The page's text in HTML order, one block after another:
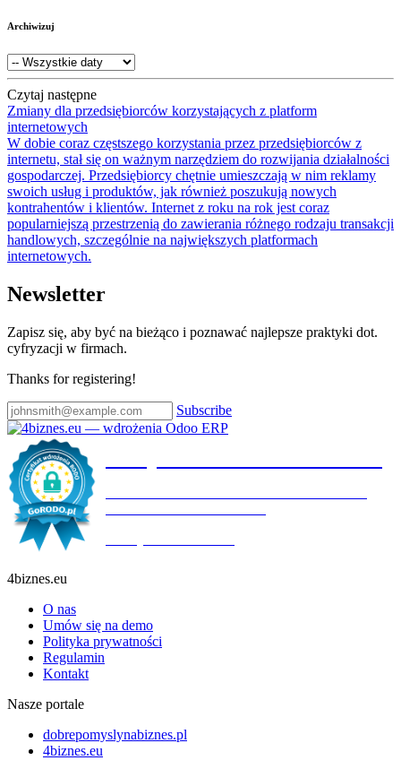
Archiwizuj
Czytaj następne
Zmiany dla przedsiębiorców korzystających z platform
internetowych
W dobie coraz częstszego korzystania przez przedsiębiorców z
internetu, stał się on ważnym narzędziem do rozwijania działalności
gospodarczej. Przedsiębiorcy chętnie umieszczają w nim reklamy
swoich usług i produktów, jak również poszukują nowych
kontrahentów i klientów. Internet z roku na rok jest coraz
popularniejszą przestrzenią do zawierania różnego rodzaju transakcji
handlowych, szczególnie na największych platformach
internetowych.
Newsletter
Zapisz się, aby być na bieżąco i poznawać najlepsze praktyki dot.
cyfryzacji w firmach.
Thanks for registering!
Subscribe
4biznes.eu
O nas
Umów się na demo
Polityka prywatności
Regulamin
Kontakt
Nasze portale
dobrepomyslynabiznes.pl
4biznes.eu